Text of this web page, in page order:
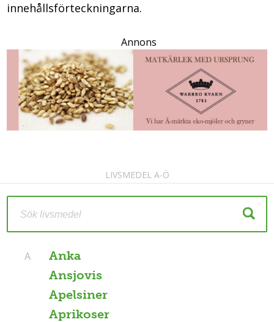
innehållsförteckningarna.
Annons
LIVSMEDEL A-Ö
Anka
A
Ansjovis
Apelsiner
Aprikoser